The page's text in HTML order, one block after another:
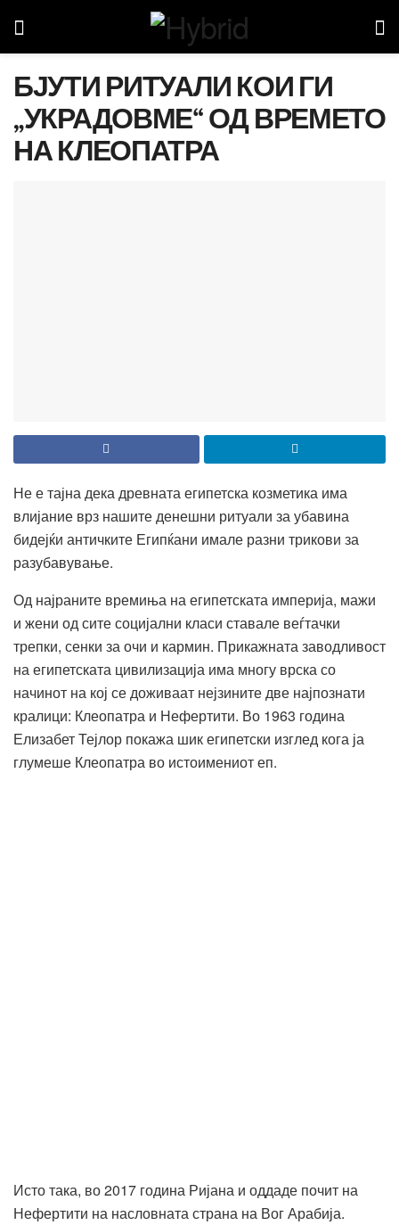
БЈУТИ РИТУАЛИ КОИ ГИ
„УКРАДОВМЕ“ ОД ВРЕМЕТО
НА КЛЕОПАТРА
Не е тајна дека древната египетска козметика има
влијание врз нашите денешни ритуали за убавина
бидејќи античките Египќани имале разни трикови за
разубавување.
Од најраните времиња на египетската империја, мажи
и жени од сите социјални класи ставале веѓтачки
трепки, сенки за очи и кармин. Прикажната заводливост
на египетската цивилизација има многу врска со
начинот на кој се доживаат нејзините две најпознати
кралици: Клеопатра и Нефертити. Во 1963 година
Елизабет Тејлор покажа шик египетски изглед кога ја
глумеше Клеопатра во истоимениот еп.
Исто така, во 2017 година Ријана и оддаде почит на
Нефертити на насловната страна на Вог Арабија.